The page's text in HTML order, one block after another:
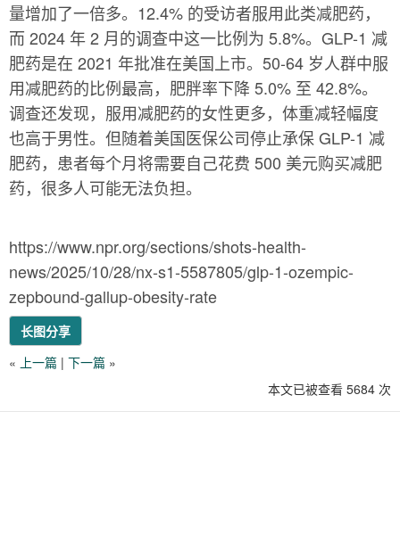
量增加了一倍多。12.4% 的受访者服用此类减肥药，
而 2024 年 2 月的调查中这一比例为 5.8%。GLP-1 减
肥药是在 2021 年批准在美国上市。50-64 岁人群中服
用减肥药的比例最高，肥胖率下降 5.0% 至 42.8%。
调查还发现，服用减肥药的女性更多，体重减轻幅度
也高于男性。但随着美国医保公司停止承保 GLP-1 减
肥药，患者每个月将需要自己花费 500 美元购买减肥
药，很多人可能无法负担。
https://www.npr.org/sections/shots-health-
news/2025/10/28/nx-s1-5587805/glp-1-ozempic-
zepbound-gallup-obesity-rate
长图分享
« 上一篇 | 下一篇 »
本文已被查看 5684 次